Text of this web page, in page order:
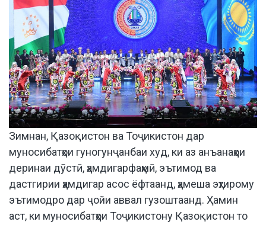
Зимнан, Қазоқистон ва Тоҷикистон дар
муносибатҳои гуногунҷанбаи худ, ки аз анъанаҳои
деринаи дӯстӣ, ҳамдигарфаҳмӣ, эътимод ва
дастгирии ҳамдигар асос ёфтаанд, ҳамеша эҳтирому
эътимодро дар ҷойи аввал гузоштаанд. Ҳамин
аст, ки муносибатҳои Тоҷикистону Қазоқистон то